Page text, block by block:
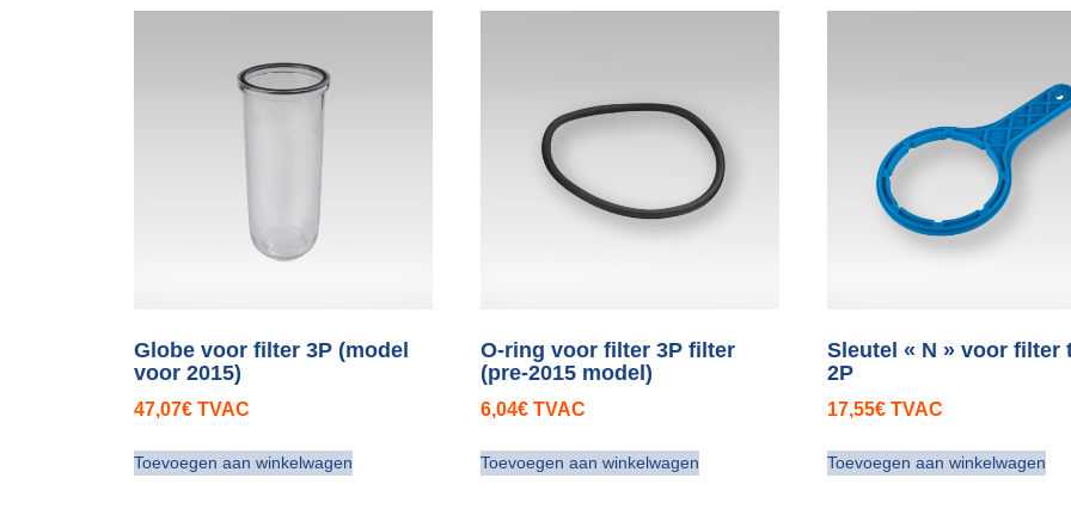
Globe voor filter 3P (model
voor 2015)
47,07€ TVAC
Toevoegen aan winkelwagen
O-ring voor filter 3P filter
(pre-2015 model)
6,04€ TVAC
Toevoegen aan winkelwagen
Sleutel « N » voor filter
2P
17,55€ TVAC
Toevoegen aan winkelwagen